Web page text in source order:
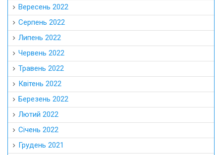
Вересень 2022
Серпень 2022
Липень 2022
Червень 2022
Травень 2022
Квітень 2022
Березень 2022
Лютий 2022
Січень 2022
Грудень 2021